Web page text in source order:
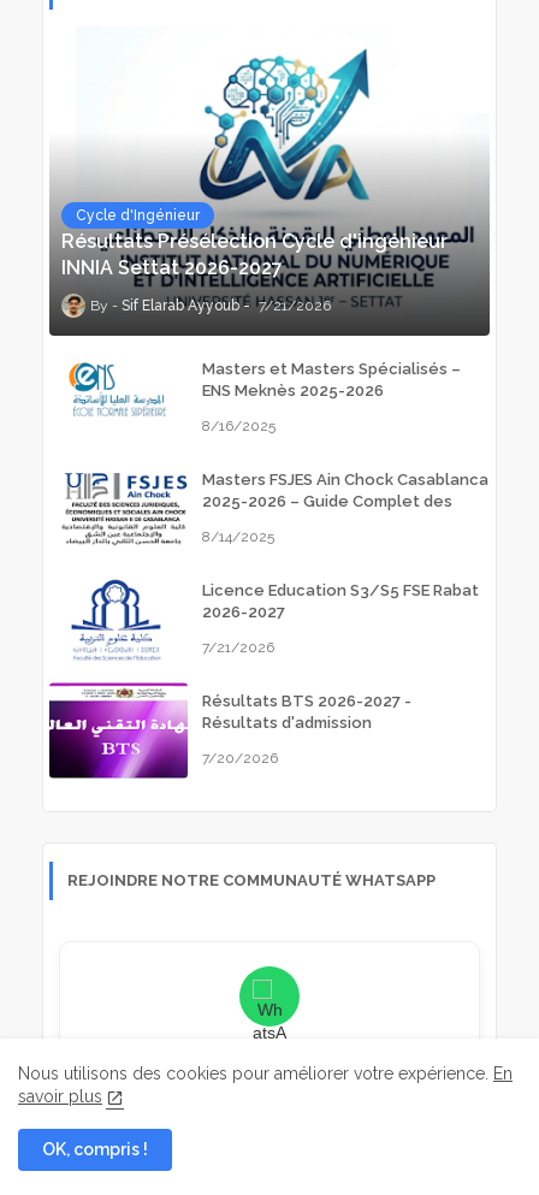
Cycle d'Ingénieur
Résultats Présélection Cycle d'ingénieur
INNIA Settat 2026-2027
Sif Elarab Ayyoub 7/21/2026
Masters et Masters Spécialisés –
ENS Meknès 2025-2026
8/16/2025
Masters FSJES Ain Chock Casablanca
2025-2026 – Guide Complet des
8/14/2025
Licence Education S3/S5 FSE Rabat
2026-2027
7/21/2026
Résultats BTS 2026-2027 -
Résultats d'admission
7/20/2026
REJOINDRE NOTRE COMMUNAUTÉ WHATSAPP
Recevez des alertes dès la publication des
Nous utilisons des cookies pour améliorer votre expérience. En
savoir plus
OK, compris !